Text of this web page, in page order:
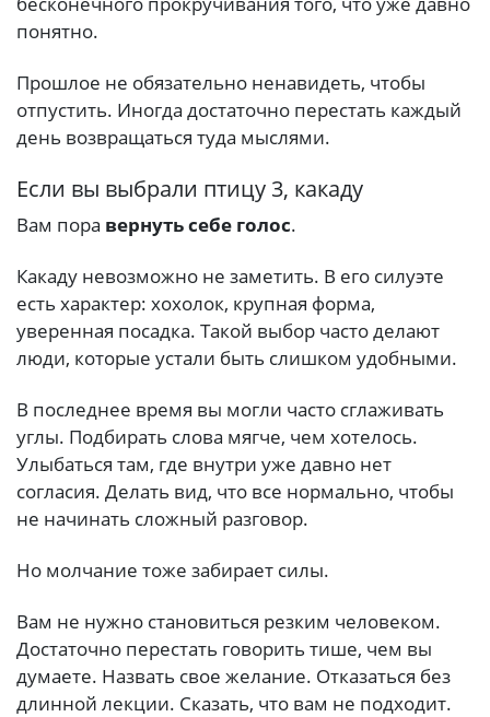
понятно.
Прошлое не обязательно ненавидеть, чтобы
отпустить. Иногда достаточно перестать каждый
день возвращаться туда мыслями.
Если вы выбрали птицу 3, какаду
Вам пора вернуть себе голос.
Какаду невозможно не заметить. В его силуэте
есть характер: хохолок, крупная форма,
уверенная посадка. Такой выбор часто делают
люди, которые устали быть слишком удобными.
В последнее время вы могли часто сглаживать
углы. Подбирать слова мягче, чем хотелось.
Улыбаться там, где внутри уже давно нет
согласия. Делать вид, что все нормально, чтобы
не начинать сложный разговор.
Но молчание тоже забирает силы.
Вам не нужно становиться резким человеком.
Достаточно перестать говорить тише, чем вы
думаете. Назвать свое желание. Отказаться без
длинной лекции. Сказать, что вам не подходит.